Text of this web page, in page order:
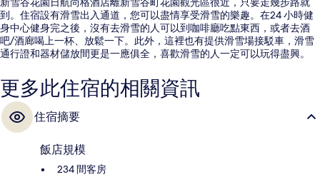
到。住宿設有滑雪出入通道，您可以盡情享受滑雪的樂趣。在24 小時健
身中心健身完之後，沒有去滑雪的人可以到咖啡廳吃點東西，或者去酒
吧/酒廊喝上一杯、放鬆一下。此外，這裡也有提供滑雪場接駁車，滑雪
通行證和器材儲放間更是一應俱全，喜歡滑雪的人一定可以玩得盡興。
更多此住宿的相關資訊
住宿摘要
飯店規模
234 間客房